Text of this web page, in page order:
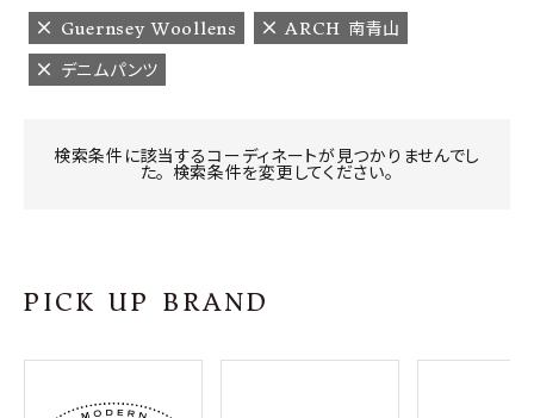
BRAND
CATEGORY
プライバシーポリシー
特定商取引法について
Guernsey Woollens
ARCH 南青山
デニムパンツ
検索条件に該当するコーディネートが見つかりませんでし
た。 検索条件を変更してください。
PICK UP BRAND